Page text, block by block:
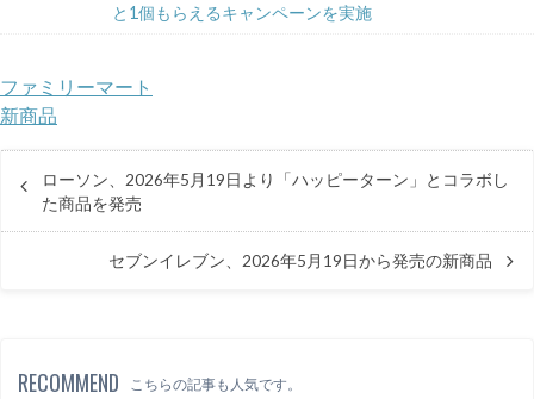
と1個もらえるキャンペーンを実施
ファミリーマート
新商品
ローソン、2026年5月19日より「ハッピーターン」とコラボし
た商品を発売
セブンイレブン、2026年5月19日から発売の新商品
RECOMMEND こちらの記事も人気です。